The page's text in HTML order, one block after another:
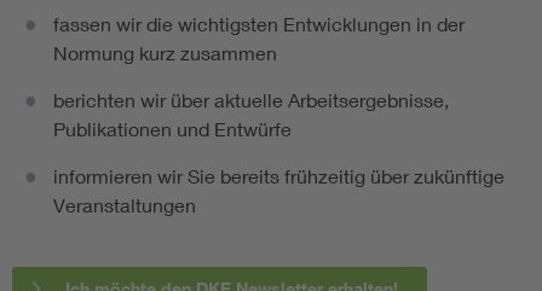
fassen wir die wichtigsten Entwicklungen in der
Normung kurz zusammen
berichten wir über aktuelle Arbeitsergebnisse,
Publikationen und Entwürfe
informieren wir Sie bereits frühzeitig über zukünftige
Veranstaltungen